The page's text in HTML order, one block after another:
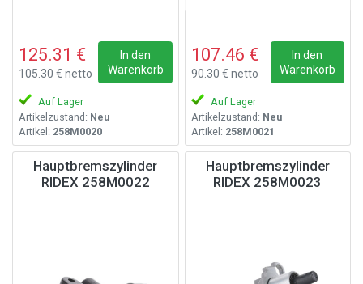
125.31 €
105.30 € netto
In den
Warenkorb
Auf Lager
Artikelzustand: Neu
Artikel: 258M0020
107.46 €
90.30 € netto
In den
Warenkorb
Auf Lager
Artikelzustand: Neu
Artikel: 258M0021
Hauptbremszylinder
RIDEX 258M0022
Hauptbremszylinder
RIDEX 258M0023